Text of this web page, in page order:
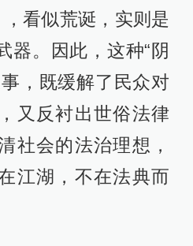
，看似荒诞，实则是
器。因此，这种“阴
，既缓解了民众对
又反衬出世俗法律
社会的法治理想，
江湖，不在法典而